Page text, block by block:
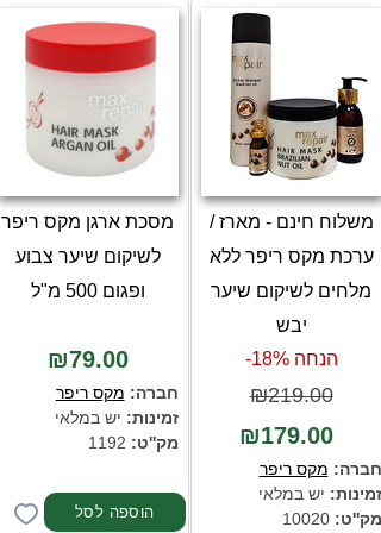
משלוח חינם - מארז /
ערכת מקס ריפר ללא
מלחים לשיקום שיער
יבש
הנחה 18%-
₪219.00
₪179.00
חברה: מקס ריפר
זמינות: יש במלאי
מק''ט: 10020
מסכת ארגן מקס ריפר
לשיקום שיער צבוע
ופגום 500 מ"ל
₪79.00
חברה: מקס ריפר
זמינות: יש במלאי
מק''ט: